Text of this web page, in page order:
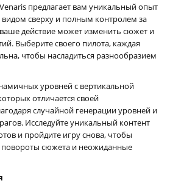
предлагает вам уникальный опыт
видом сверху и полным контролем за
действие может изменить сюжет и
Выберите своего пилота, каждая
чтобы насладиться разнообразием
уровней с вертикальной
отличается своей
случайной генерации уровней и
Исследуйте уникальный контент
и пройдите игру снова, чтобы
сюжета и неожиданные